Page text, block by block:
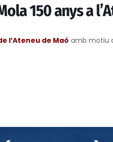
150 anys a
l’Ateneu de Maó amb motiu